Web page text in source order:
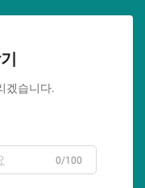
겠습니다.
0/100